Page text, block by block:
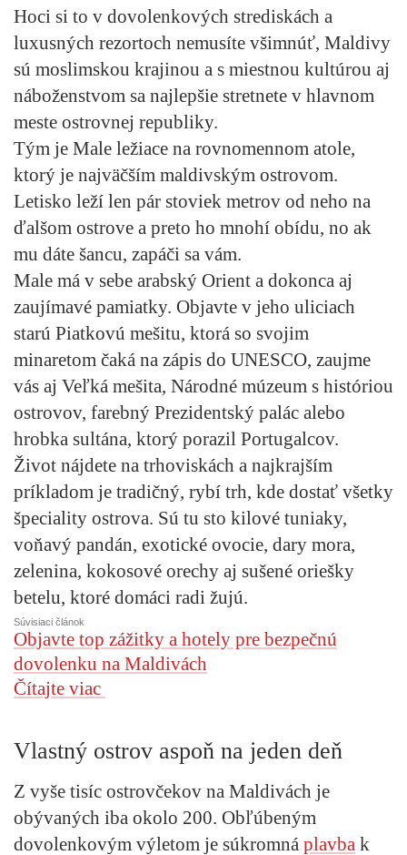
Hoci si to v dovolenkových strediskách a
luxusných rezortoch nemusíte všimnúť, Maldivy
sú moslimskou krajinou a s miestnou kultúrou aj
náboženstvom sa najlepšie stretnete v hlavnom
meste ostrovnej republiky.
Tým je Male ležiace na rovnomennom atole,
ktorý je najväčším maldivským ostrovom.
Letisko leží len pár stoviek metrov od neho na
ďalšom ostrove a preto ho mnohí obídu, no ak
mu dáte šancu, zapáči sa vám.
Male má v sebe arabský Orient a dokonca aj
zaujímavé pamiatky. Objavte v jeho uliciach
starú Piatkovú mešitu, ktorá so svojim
minaretom čaká na zápis do UNESCO, zaujme
vás aj Veľká mešita, Národné múzeum s históriou
ostrovov, farebný Prezidentský palác alebo
hrobka sultána, ktorý porazil Portugalcov.
Život nájdete na trhoviskách a najkrajším
príkladom je tradičný, rybí trh, kde dostať všetky
špeciality ostrova. Sú tu sto kilové tuniaky,
voňavý pandán, exotické ovocie, dary mora,
zelenina, kokosové orechy aj sušené oriešky
betelu, ktoré domáci radi žujú.
Súvisiaci článok
Objavte top zážitky a hotely pre bezpečnú
dovolenku na Maldivách
Čítajte viac
Vlastný ostrov aspoň na jeden deň
Z vyše tisíc ostrovčekov na Maldivách je
obývaných iba okolo 200. Obľúbeným
dovolenkovým výletom je súkromná plavba k